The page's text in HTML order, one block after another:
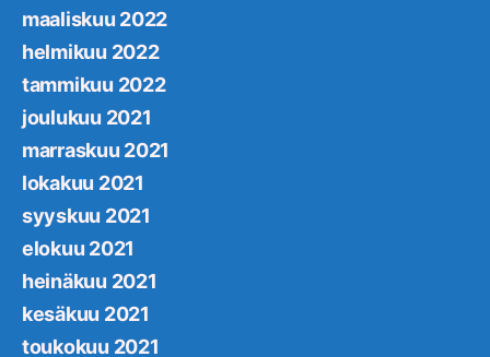
maaliskuu 2022
helmikuu 2022
tammikuu 2022
joulukuu 2021
marraskuu 2021
lokakuu 2021
syyskuu 2021
elokuu 2021
heinäkuu 2021
kesäkuu 2021
toukokuu 2021